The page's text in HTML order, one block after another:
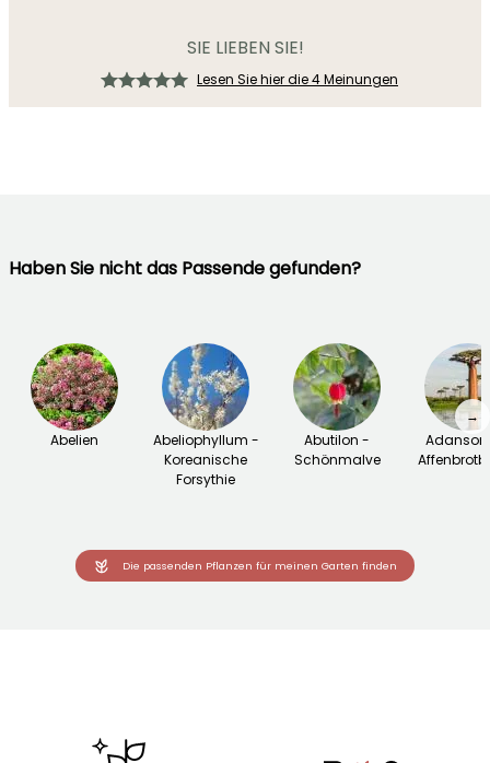
SIE LIEBEN SIE!
Lesen Sie hier die 4 Meinungen
Haben Sie nicht das Passende gefunden?
Abelien
Abeliophyllum -
Koreanische
Forsythie
Abutilon -
Schönmalve
→
Die passenden Pflanzen für meinen Garten finden